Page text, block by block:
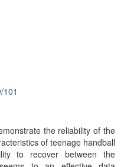
101
the reliability of the
of teenage handball
to recover between the